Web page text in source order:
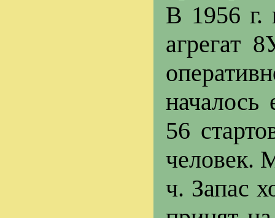
В 1956 г.
агрегат
началось
56
человек.
ч. Запас